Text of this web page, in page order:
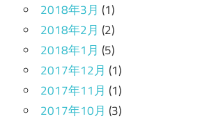
2018年3月 (1)
2018年2月 (2)
2018年1月 (5)
2017年12月 (1)
2017年11月 (1)
2017年10月 (3)